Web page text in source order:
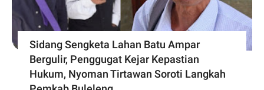
Sidang Sengketa Lahan Batu Ampar
Bergulir, Penggugat Kejar Kepastian
Hukum, Nyoman Tirtawan Soroti Langkah